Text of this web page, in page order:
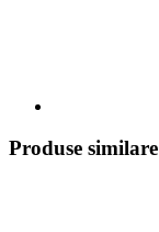
Produse similare